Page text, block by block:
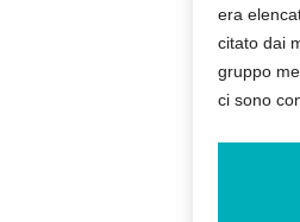
era
citato dai
gruppo
ci sono